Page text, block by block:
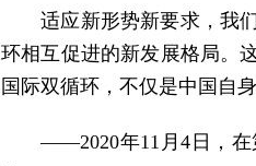
适应新形势新要求，我们
环相互促进的新发展格局。
国际双循环，不仅是中国自
——2020年11月4日，在